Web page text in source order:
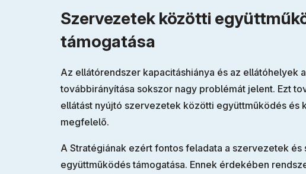
Szervezetek közötti
támogatása
Az ellátórendszer kapacitáshiánya és az ellátóhelyek
továbbirányítása sokszor nagy problémát jelent. Ezt
ellátást nyújtó szervezetek közötti együttműködés és
megfelelő.
A Stratégiának ezért fontos feladata a szervezetek
együttműködés támogatása. Ennek érdekében